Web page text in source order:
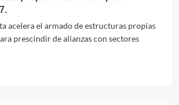
acelera el armado de estructuras propias
prescindir de alianzas con sectores